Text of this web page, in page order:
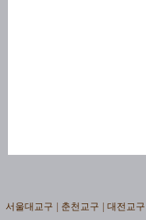
서울대교구 춘천교구 대전교구